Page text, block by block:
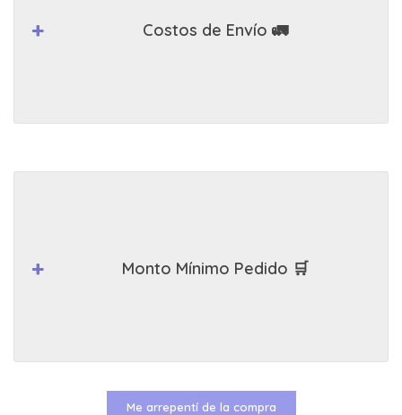
Costos de Envío 🚛
Monto Mínimo Pedido 🛒
Me arrepentí de la compra